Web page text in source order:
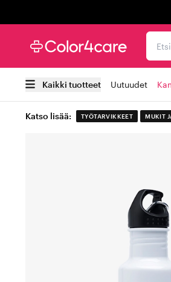
Etsi
Kaikki tuotteet Uutuudet
Katso lisää: TYÖTARVIKKEET MUKIT